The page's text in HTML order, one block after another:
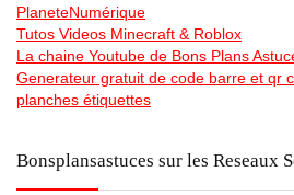
PlaneteNumérique
Tutos Videos Minecraft & Roblox
La chaine Youtube de Bons Plans
Generateur gratuit de code barre et qr
planches étiquettes
Bonsplansastuces sur les Reseaux